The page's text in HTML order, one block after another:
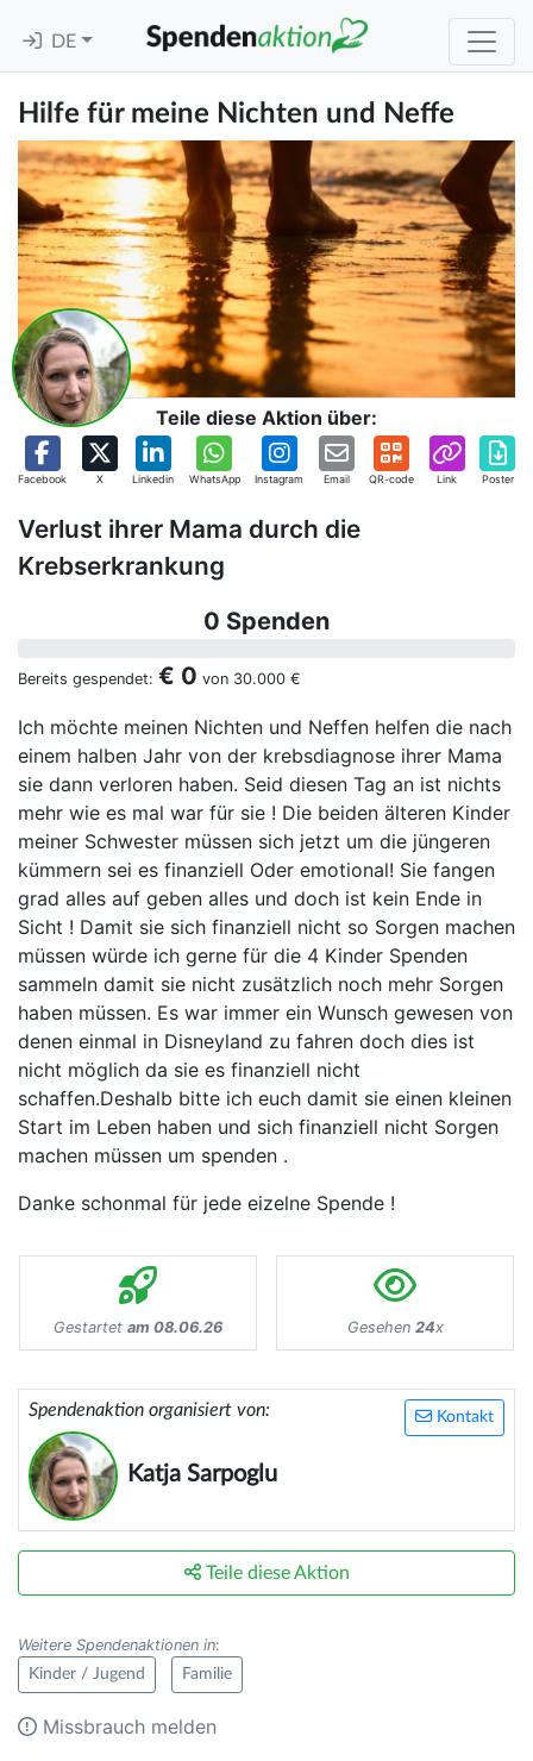
DE
Hilfe für meine Nichten und Neffe
Teile diese Aktion über:
Facebook X Linkedin WhatsApp Instagram Email QR-code Link Poster
Verlust ihrer Mama durch die
Krebserkrankung
0 Spenden
Bereits gespendet: € 0 von 30.000 €
Ich möchte meinen Nichten und Neffen helfen die nach
einem halben Jahr von der krebsdiagnose ihrer Mama
sie dann verloren haben. Seid diesen Tag an ist nichts
mehr wie es mal war für sie ! Die beiden älteren Kinder
meiner Schwester müssen sich jetzt um die jüngeren
kümmern sei es finanziell Oder emotional! Sie fangen
grad alles auf geben alles und doch ist kein Ende in
Sicht ! Damit sie sich finanziell nicht so Sorgen machen
müssen würde ich gerne für die 4 Kinder Spenden
sammeln damit sie nicht zusätzlich noch mehr Sorgen
haben müssen. Es war immer ein Wunsch gewesen von
denen einmal in Disneyland zu fahren doch dies ist
nicht möglich da sie es finanziell nicht
schaffen.Deshalb bitte ich euch damit sie einen kleinen
Start im Leben haben und sich finanziell nicht Sorgen
machen müssen um spenden .
Danke schonmal für jede eizelne Spende !
Gestartet am 08.06.26 Gesehen 24x
Kontakt
Spendenaktion organisiert von:
Katja Sarpoglu
Teile diese Aktion
Weitere Spendenaktionen in:
Kinder / Jugend Familie
Missbrauch melden